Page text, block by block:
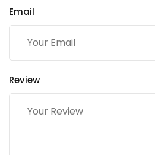
Email
Review